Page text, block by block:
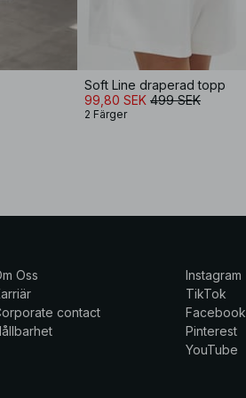
Soft Line draperad topp
99,80 SEK 499 SEK
2 Färger
Oss
contact
Instagram
TikTok
Facebook
Pinterest
YouTube